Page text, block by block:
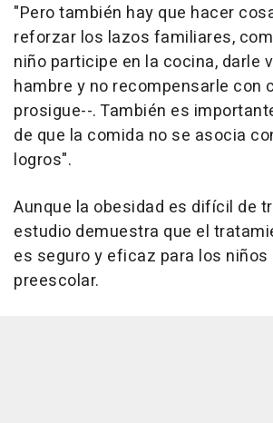
"Pero también hay que hacer
reforzar los lazos familiares,
niño participe en la cocina, darle
hambre y no recompensarle con
prosigue--. También es
de que la comida no se asocia
logros".
Aunque la obesidad es difícil de
estudio demuestra que el
es seguro y eficaz para los niños
preescolar.